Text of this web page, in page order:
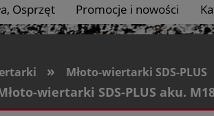
Osprzęt Promocje i nowości
» Młoto-wiertarki SDS-PLUS
wiertarki SDS-PLUS aku.